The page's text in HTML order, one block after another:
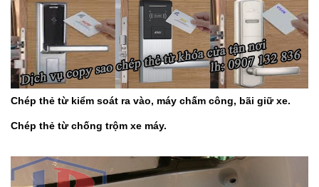
Chép thẻ từ kiểm soát ra vào, máy chấm công, bãi giữ xe.
Chép thẻ từ chống trộm xe máy.